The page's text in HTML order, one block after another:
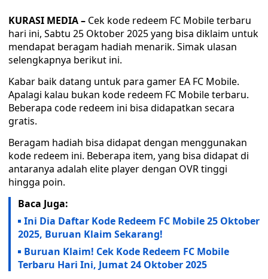
KURASI MEDIA – Cek kode redeem FC Mobile terbaru
hari ini, Sabtu 25 Oktober 2025 yang bisa diklaim untuk
mendapat beragam hadiah menarik. Simak ulasan
selengkapnya berikut ini.
Kabar baik datang untuk para gamer EA FC Mobile.
Apalagi kalau bukan kode redeem FC Mobile terbaru.
Beberapa code redeem ini bisa didapatkan secara
gratis.
Beragam hadiah bisa didapat dengan menggunakan
kode redeem ini. Beberapa item, yang bisa didapat di
antaranya adalah elite player dengan OVR tinggi
hingga poin.
Baca Juga:
Ini Dia Daftar Kode Redeem FC Mobile 25 Oktober
2025, Buruan Klaim Sekarang!
Buruan Klaim! Cek Kode Redeem FC Mobile
Terbaru Hari Ini, Jumat 24 Oktober 2025